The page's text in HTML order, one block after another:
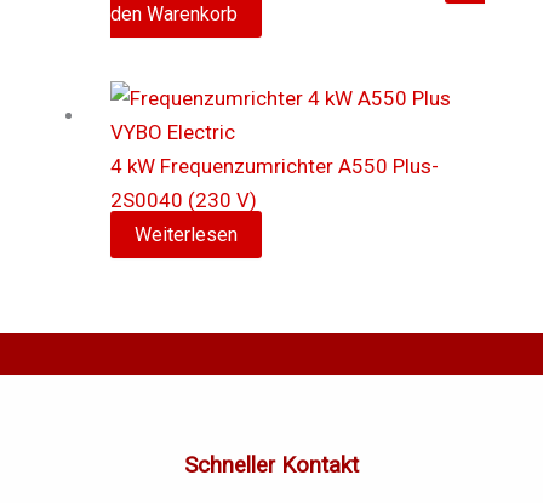
den Warenkorb
4 kW Frequenzumrichter A550 Plus-
2S0040 (230 V)
Weiterlesen
Schneller Kontakt